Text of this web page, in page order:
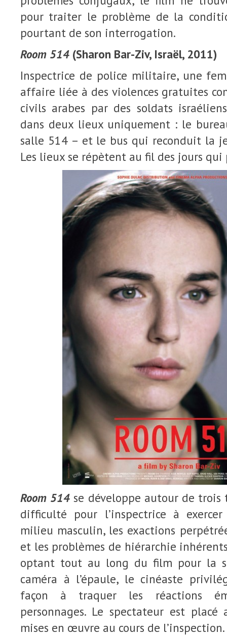
pour traiter le problème de la
pourtant de son interrogation.
Room 514 (Sharon Bar-Ziv, Israël, 2011)
Inspectrice de police militaire, une
affaire liée à des violences gratuites
civils arabes par des soldats
dans deux lieux uniquement : le
salle 514 – et le bus qui reconduit la
Les lieux se répètent au fil des jours qui
Room 514 se développe autour de
difficulté pour l’inspectrice à
milieu masculin, les exactions
et les problèmes de hiérarchie
optant tout au long du film pour la
caméra à l’épaule, le cinéaste
façon à traquer les réactions
personnages. Le spectateur est
mises en œuvre au cours de l’inspection.